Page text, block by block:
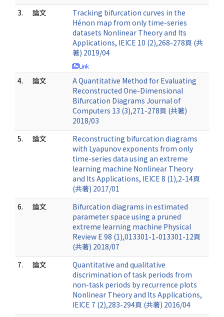
3.
論文
Tracking bifurcation curves in the
Hénon map from only time-series
datasets Nonlinear Theory and Its
Applications, IEICE 10 (2),268-278頁 (共
著) 2019/04
4. 論文
A Quantitative Method for Evaluating
Reconstructed One-Dimensional
Bifurcation Diagrams Journal of
Computers 13 (3),271-278頁 (共著)
2018/03
5.
論文
Reconstructing bifurcation diagrams
with Lyapunov exponents from only
time-series data using an extreme
learning machine Nonlinear Theory
and Its Applications, IEICE 8 (1),2-14頁
(共著) 2017/01
6.
論文
Bifurcation diagrams in estimated
parameter space using a pruned
extreme learning machine Physical
Review E 98 (1),013301-1-013301-12頁
(共著) 2018/07
7.
論文
Quantitative and qualitative
discrimination of task periods from
non-task periods by recurrence plots
Nonlinear Theory and Its Applications,
IEICE 7 (2),283-294頁 (共著) 2016/04